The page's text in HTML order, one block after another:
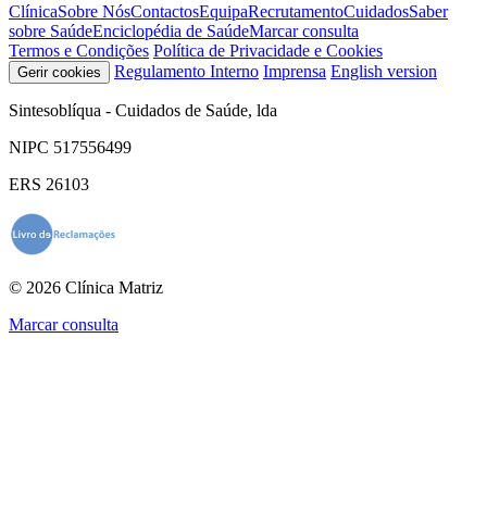
ClínicaSobre NósContactosEquipaRecrutamentoCuidadosSaber
sobre SaúdeEnciclopédia de SaúdeMarcar consulta
Termos e Condições Política de Privacidade e Cookies
Gerir cookies Regulamento Interno Imprensa English version
Sintesoblíqua - Cuidados de Saúde, lda
NIPC 517556499
ERS 26103
© 2026 Clínica Matriz
Marcar consulta